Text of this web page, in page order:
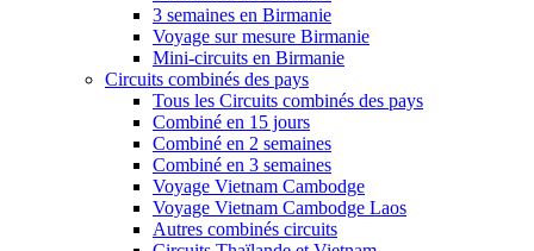
3 semaines en Birmanie
Voyage sur mesure Birmanie
Mini-circuits en Birmanie
Circuits combinés des pays
Tous les Circuits combinés des pays
Combiné en 15 jours
Combiné en 2 semaines
Combiné en 3 semaines
Voyage Vietnam Cambodge
Voyage Vietnam Cambodge Laos
Autres combinés circuits